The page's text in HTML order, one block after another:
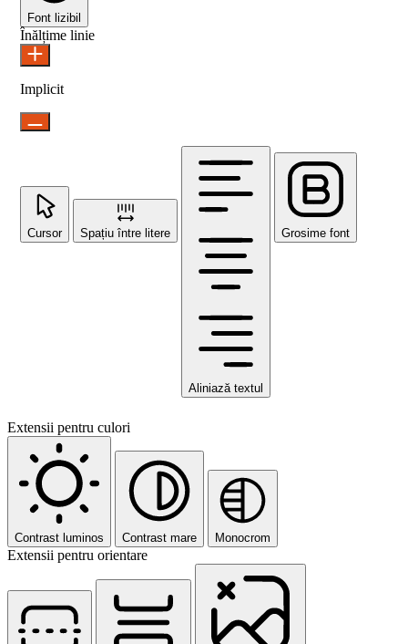
Font lizibil
Înălțime linie
Implicit
Cursor Spațiu între litere
Aliniază textul
Grosime font
Extensii pentru culori
Contrast luminos Contrast mare Monocrom
Extensii pentru orientare